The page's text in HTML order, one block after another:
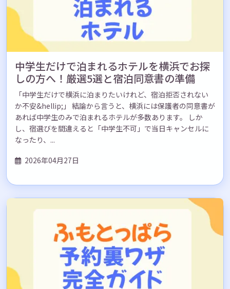
中学生だけで泊まれるホテルを横浜でお探
しの方へ！厳選5選と宿泊同意書の準備
「中学生だけで横浜に泊まりたいけれど、宿泊拒否されない
か不安&hellip;」 結論から言うと、横浜には保護者の同意書が
あれば中学生のみで泊まれるホテルが多数あります。 しか
し、宿選びを間違えると「中学生不可」で当日キャンセルに
なったり、...
2026年04月27日